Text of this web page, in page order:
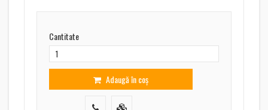
Cantitate
Adaugă în coș